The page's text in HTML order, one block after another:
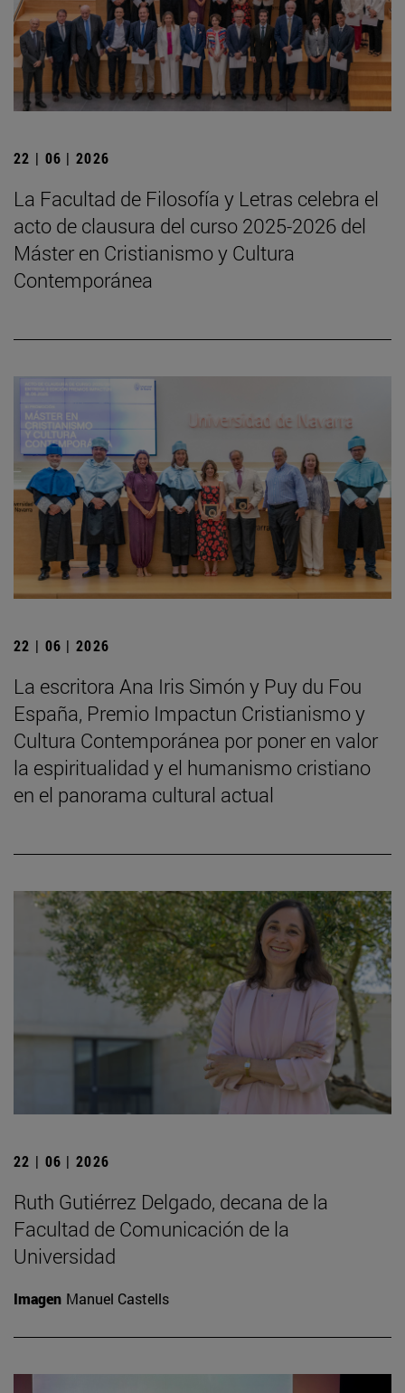
22 | 06 | 2026
La Facultad de Filosofía y Letras celebra el
acto de clausura del curso 2025-2026 del
Máster en Cristianismo y Cultura
Contemporánea
22 | 06 | 2026
La escritora Ana Iris Simón y Puy du Fou
España, Premio Impactun Cristianismo y
Cultura Contemporánea por poner en valor
la espiritualidad y el humanismo cristiano
en el panorama cultural actual
22 | 06 | 2026
Ruth Gutiérrez Delgado, decana de la
Facultad de Comunicación de la
Universidad
Imagen Manuel Castells